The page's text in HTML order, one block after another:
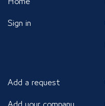
Home
Sign in
Add a request
Add your company